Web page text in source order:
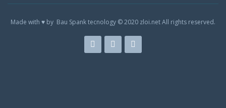
Made with ♥ by Bau Spank tecnology © 2020 zloi.net All rights reserved.